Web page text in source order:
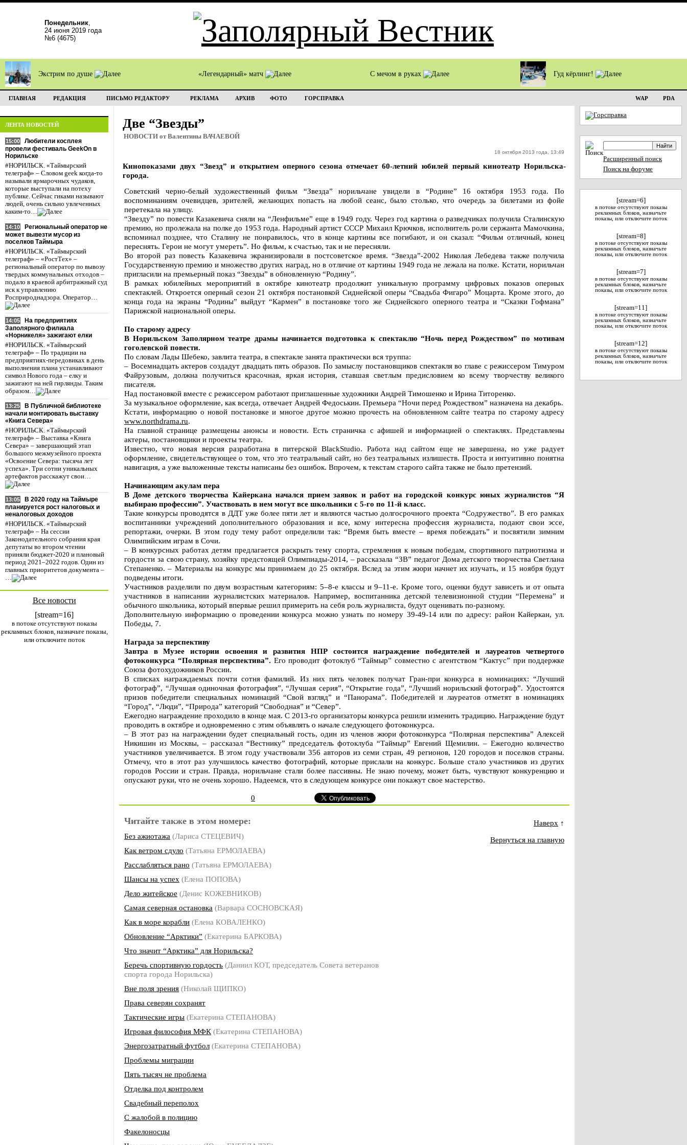
Понедельник,
24 июня 2019 года
№6 (4675)
Экстрим по душе «Легендарный» матч С мечом в руках Гуд кёрлинг!
ГЛАВНАЯ РЕДАКЦИЯ ПИСЬМО РЕДАКТОРУ РЕКЛАМА АРХИВ ФОТО ГОРСПРАВКА WAP PDA
ЛЕНТА НОВОСТЕЙ
15:00
Любители косплея
провели фестиваль GeekOn в
Норильске
#НОРИЛЬСК. «Таймырский
телеграф» – Словом geek когда-то
называли ярмарочных чудаков,
которые выступали на потеху
публике. Сейчас гиками называют
людей, очень сильно увлеченных
каким-то…
14:10
Региональный оператор не
может вывезти мусор из
поселков Таймыра
#НОРИЛЬСК. «Таймырский
телеграф» – «РостТех» –
региональный оператор по вывозу
твердых коммунальных отходов –
подало в краевой арбитражный суд
иск к управлению
Росприроднадзора. Оператор…
14:05
На предприятиях
Заполярного филиала
«Норникеля» зажигают елки
#НОРИЛЬСК. «Таймырский
телеграф» – По традиции на
предприятиях-передовиках в день
выполнения плана устанавливают
символ Нового года – елку и
зажигают на ней гирлянды. Таким
образом…
13:25
В Публичной библиотеке
начали монтировать выставку
«Книга Севера»
#НОРИЛЬСК. «Таймырский
телеграф» – Выставка «Книга
Севера» – завершающий этап
большого межмузейного проекта
«Освоение Севера: тысяча лет
успеха». Три сотни уникальных
артефактов расскажут свои…
13:05
В 2020 году на Таймыре
планируется рост налоговых и
неналоговых доходов
#НОРИЛЬСК. «Таймырский
телеграф» – На сессии
Законодательного собрания края
депутаты во втором чтении
приняли бюджет-2020 и плановый
период 2021–2022 годов. Один из
главных приоритетов документа –
…
Все новости
[stream=16]
в потоке отсутствуют показы
рекламных блоков, назначьте показы,
или отключите поток
Две “Звезды”
НОВОСТИ от Валентины ВАЧАЕВОЙ
18 октября 2013 года, 13:49
Кинопоказами двух “Звезд” и открытием оперного сезона отмечает 60-летний юбилей первый кинотеатр Норильска-
города.
Советский черно-белый художественный фильм “Звезда” норильчане увидели в “Родине” 16 октября 1953 года. По
воспоминаниям очевидцев, зрителей, желающих попасть на любой сеанс, было столько, что очередь за билетами из фойе
перетекала на улицу.
“Звезду” по повести Казакевича сняли на “Ленфильме” еще в 1949 году. Через год картина о разведчиках получила Сталинскую
премию, но пролежала на полке до 1953 года. Народный артист СССР Михаил Крючков, исполнитель роли сержанта Мамочкина,
вспоминал позднее, что Сталину не понравилось, что в конце картины все погибают, и он сказал: “Фильм отличный, конец
переснять. Герои не могут умереть”. Но фильм, к счастью, так и не пересняли.
Во второй раз повесть Казакевича экранизировали в постсоветское время. “Звезда”-2002 Николая Лебедева также получила
Государственную премию и множество других наград, но в отличие от картины 1949 года не лежала на полке. Кстати, норильчан
пригласили на премьерный показ “Звезды” в обновленную “Родину”.
В рамках юбилейных мероприятий в октябре кинотеатр продолжит уникальную программу цифровых показов оперных
спектаклей. Откроется оперный сезон 21 октября постановкой Сиднейской оперы “Свадьба Фигаро” Моцарта. Кроме этого, до
конца года на экраны “Родины” выйдут “Кармен” в постановке того же Сиднейского оперного театра и “Сказки Гофмана”
Парижской национальной оперы.
По старому адресу
В Норильском Заполярном театре драмы начинается подготовка к спектаклю “Ночь перед Рождеством” по мотивам
гоголевской повести.
По словам Лады Шебеко, завлита театра, в спектакле занята практически вся труппа:
– Восемнадцать актеров создадут двадцать пять образов. По замыслу постановщиков спектакля во главе с режиссером Тимуром
Файрузовым, должна получиться красочная, яркая история, ставшая светлым предисловием ко всему творчеству великого
писателя.
Над постановкой вместе с режиссером работают приглашенные художники Андрей Тимошенко и Ирина Титоренко.
За музыкальное оформление, как всегда, отвечает Андрей Федоськин. Премьера “Ночи перед Рождеством” назначена на декабрь.
Кстати, информацию о новой постановке и многое другое можно прочесть на обновленном сайте театра по старому адресу
www.northdrama.ru.
На главной странице размещены анонсы и новости. Есть страничка с афишей и информацией о спектаклях. Представлены
актеры, постановщики и проекты театра.
Известно, что новая версия разработана в питерской BlackStudio. Работа над сайтом еще не завершена, но уже радует
оформление, свидетельствующее о том, что это театральный сайт, но без театральных излишеств. Проста и интуитивно понятна
навигация, а уже выложенные тексты написаны без ошибок. Впрочем, к текстам старого сайта также не было претензий.
Начинающим акулам пера
В Доме детского творчества Кайеркана начался прием заявок и работ на городской конкурс юных журналистов “Я
выбираю профессию”. Участвовать в нем могут все школьники с 5-го по 11-й класс.
Такие конкурсы проводятся в ДДТ уже более пяти лет и являются частью долгосрочного проекта “Содружество”. В его рамках
воспитанники учреждений дополнительного образования и все, кому интересна профессия журналиста, подают свои эссе,
репортажи, очерки. В этом году тему работ определили так: “Время быть вместе – время побеждать” и посвятили зимним
Олимпийским играм в Сочи.
– В конкурсных работах детям предлагается раскрыть тему спорта, стремления к новым победам, спортивного патриотизма и
гордости за свою страну, хозяйку предстоящей Олимпиады-2014, – рассказала “ЗВ” педагог Дома детского творчества Светлана
Степаненко. – Материалы на конкурс мы принимаем до 25 октября. Вслед за этим жюри начнет их изучать, и 15 ноября будут
подведены итоги.
Участников разделили по двум возрастным категориям: 5–8-е классы и 9–11-е. Кроме того, оценки будут зависеть и от опыта
участников в написании журналистских материалов. Например, воспитанника детской телевизионной студии “Перемена” и
обычного школьника, который впервые решил примерить на себя роль журналиста, будут оценивать по-разному.
Дополнительную информацию о проведении конкурса можно узнать по номеру 39-49-14 или по адресу: район Кайеркан, ул.
Победы, 7.
Награда за перспективу
Завтра в Музее истории освоения и развития НПР состоится награждение победителей и лауреатов четвертого
фотоконкурса “Полярная перспектива”. Его проводит фотоклуб “Таймыр” совместно с агентством “Кактус” при поддержке
Союза фотохудожников России.
В списках награждаемых почти сотня фамилий. Из них пять человек получат Гран-при конкурса в номинациях: “Лучший
фотограф”, “Лучшая одиночная фотография”, “Лучшая серия”, “Открытие года”, “Лучший норильский фотограф”. Удостоятся
призов победители специальных номинаций “Свой взгляд” и “Панорама”. Победителей и лауреатов отметят в номинациях
“Город”, “Люди”, “Природа” категорий “Свободная” и “Север”.
Ежегодно награждение проходило в конце мая. С 2013-го организаторы конкурса решили изменить традицию. Награждение будут
проводить в октябре и одновременно с этим объявлять о начале следующего фотоконкурса.
– В этот раз на награждении будет специальный гость, один из членов жюри фотоконкурса “Полярная перспектива” Алексей
Никишин из Москвы, – рассказал “Вестнику” председатель фотоклуба “Таймыр” Евгений Щемилин. – Ежегодно количество
участников увеличивается. В этом году участвовали 356 авторов из семи стран, 49 регионов, 120 городов и поселков страны.
Отмечу, что в этот раз улучшилось качество фотографий, которые прислали на конкурс. Больше стало участников из других
городов России и стран. Правда, норильчане стали более пассивны. Не знаю почему, может быть, чувствуют конкуренцию и
опускают руки, что не очень хорошо. Надеемся, что в следующем конкурсе они покажут свое мастерство.
0
Читайте также в этом номере:
Без ажиотажа (Лариса СТЕЦЕВИЧ)
Как ветром сдуло (Татьяна ЕРМОЛАЕВА)
Расслабляться рано (Татьяна ЕРМОЛАЕВА)
Шансы на успех (Елена ПОПОВА)
Дело житейское (Денис КОЖЕВНИКОВ)
Самая северная остановка (Варвара СОСНОВСКАЯ)
Как в море корабли (Елена КОВАЛЕНКО)
Обновление “Арктики” (Екатерина БАРКОВА)
Что значит “Арктика” для Норильска?
Беречь спортивную гордость (Даниил КОТ, председатель Совета ветеранов
спорта города Норильска)
Вне поля зрения (Николай ЩИПКО)
Права северян сохранят
Тактические игры (Екатерина СТЕПАНОВА)
Игровая философия МФК (Екатерина СТЕПАНОВА)
Энергозатратный футбол (Екатерина СТЕПАНОВА)
Проблемы миграции
Пять тысяч не проблема
Отделка под контролем
Свадебный переполох
С жалобой в полицию
Факелоносцы
Наверх ↑
Вернуться на главную
Расширенный поиск
Поиск на форуме
[stream=6]
в потоке отсутствуют показы
рекламных блоков, назначьте
показы, или отключите поток
[stream=8]
в потоке отсутствуют показы
рекламных блоков, назначьте
показы, или отключите поток
[stream=7]
в потоке отсутствуют показы
рекламных блоков, назначьте
показы, или отключите поток
[stream=11]
в потоке отсутствуют показы
рекламных блоков, назначьте
показы, или отключите поток
[stream=12]
в потоке отсутствуют показы
рекламных блоков, назначьте
показы, или отключите поток